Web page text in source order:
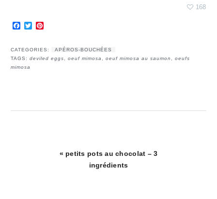
168
Facebook
Twitter
CATEGORIES:
APÉROS-BOUCHÉES
TAGS:deviled eggs ,oeuf mimosa ,oeuf mimosa au saumon ,oeufs
mimosa
Article
précédent
« petits pots au chocolat – 3
ingrédients